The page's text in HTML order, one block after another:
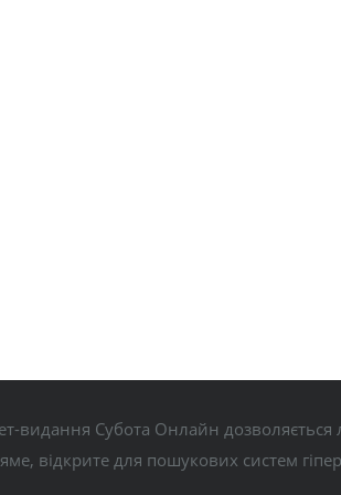
видання Субота Онлайн
відкрите для пошукових систем